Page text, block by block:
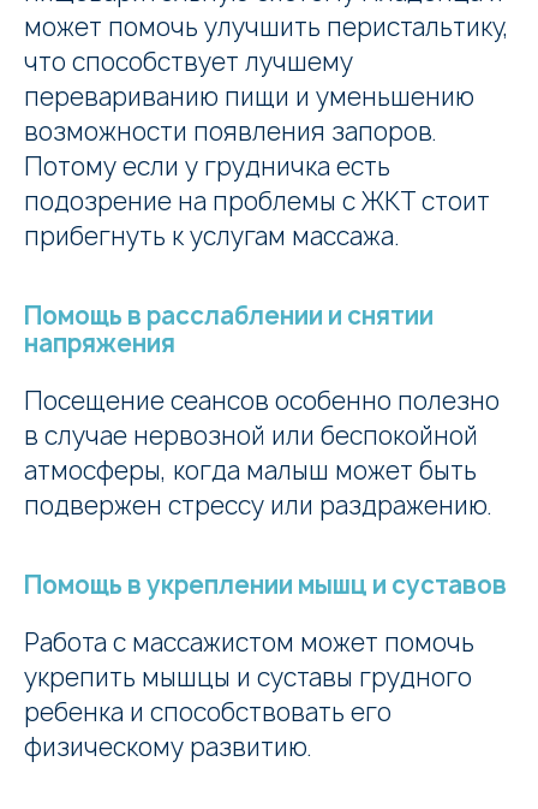
может помочь улучшить перистальтику,
что способствует лучшему
перевариванию пищи и уменьшению
возможности появления запоров.
Потому если у грудничка есть
подозрение на проблемы с ЖКТ стоит
прибегнуть к услугам массажа.
Помощь в расслаблении и снятии
напряжения
Посещение сеансов особенно полезно
в случае нервозной или беспокойной
атмосферы, когда малыш может быть
подвержен стрессу или раздражению.
Помощь в укреплении мышц и суставов
Работа с массажистом может помочь
укрепить мышцы и суставы грудного
ребенка и способствовать его
физическому развитию.